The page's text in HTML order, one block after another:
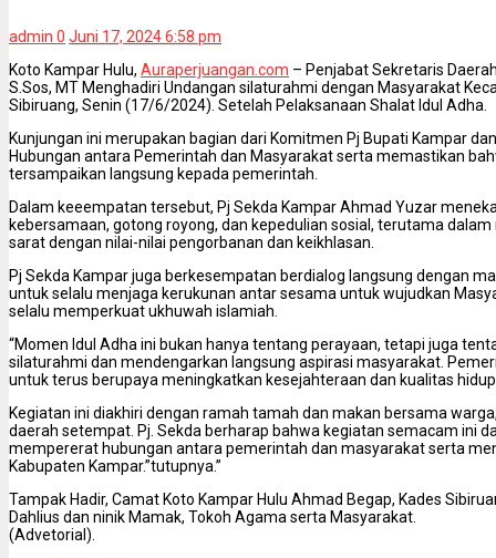
admin 0 Juni 17, 2024 6:58 pm
Koto Kampar Hulu, Auraperjuangan.com – Penjabat Sekretaris
S.Sos, MT Menghadiri Undangan silaturahmi dengan Masyarakat
Sibiruang, Senin (17/6/2024). Setelah Pelaksanaan Shalat Idul Adha.
Kunjungan ini merupakan bagian dari Komitmen Pj Bupati Kampar
Hubungan antara Pemerintah dan Masyarakat serta memastikan
tersampaikan langsung kepada pemerintah.
Dalam keeempatan tersebut, Pj Sekda Kampar Ahmad Yuzar
kebersamaan, gotong royong, dan kepedulian sosial, terutama
sarat dengan nilai-nilai pengorbanan dan keikhlasan.
Pj Sekda Kampar juga berkesempatan berdialog langsung dengan
untuk selalu menjaga kerukunan antar sesama untuk wujudkan
selalu memperkuat ukhuwah islamiah.
“Momen Idul Adha ini bukan hanya tentang perayaan, tetapi juga
silaturahmi dan mendengarkan langsung aspirasi masyarakat.
untuk terus berupaya meningkatkan kesejahteraan dan kualitas
Kegiatan ini diakhiri dengan ramah tamah dan makan bersama
daerah setempat. Pj. Sekda berharap bahwa kegiatan semacam ini
mempererat hubungan antara pemerintah dan masyarakat serta
Kabupaten Kampar.”tutupnya.”
Tampak Hadir, Camat Koto Kampar Hulu Ahmad Begap, Kades
Dahlius dan ninik Mamak, Tokoh Agama serta Masyarakat.
(Advetorial).